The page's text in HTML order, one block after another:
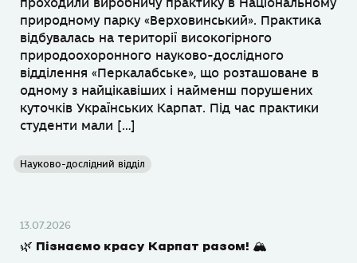
проходили виробничу практику в Національному
природному парку «Верховинський». Практика
відбувалась на території високогірного
природоохоронного науково-дослідного
відділення «Перкалабське», що розташоване в
одному з найцікавіших і найменш порушених
куточків Українських Карпат. Під час практики
студенти мали […]
Науково-дослідний відділ
13.07.2026
🌿 Пізнаємо красу Карпат разом! 🏔